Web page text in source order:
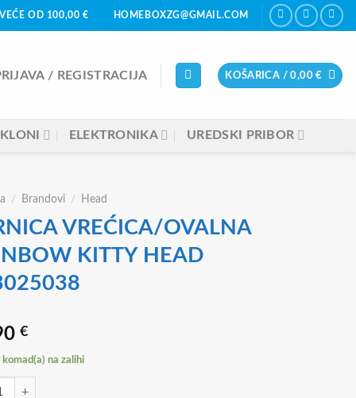
OD 100,00 € HOMEBOXZG@GMAIL.COM
/ REGISTRACIJA KOŠARICA /0,00€
ELEKTRONIKA UREDSKI PRIBOR
/ Brandovi / Head
VREĆICA/OVALNA
KITTY HEAD
€
komad(a) na zalihi
VREĆICA/OVALNA RAINBOW KITTY HEAD 503025038 količina